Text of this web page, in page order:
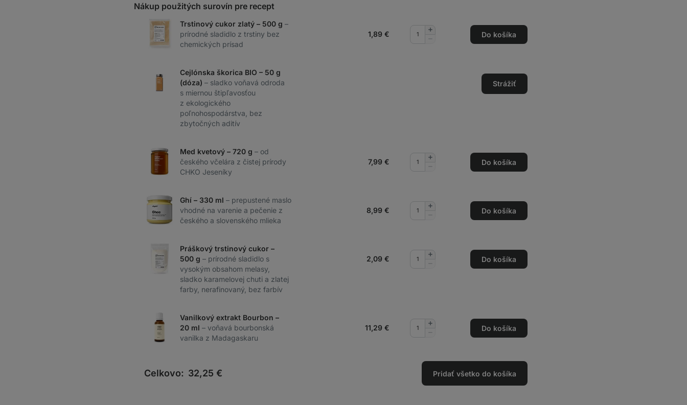
Nákup použitých surovín pre recept
Trstinový cukor zlatý – 500 g –
prírodné sladidlo z trstiny bez
chemických prísad
1,89 €
Pridať
Do košíka
Cejlónska škorica BIO – 50 g
(dóza) – sladko voňavá odroda
s miernou štipľavosťou
z ekologického
poľnohospodárstva, bez
zbytočných aditív
Strážiť
Med kvetový – 720 g – od
českého včelára z čistej prírody
CHKO Jeseníky
7,99 €
Pridať
Do košíka
Ghí – 330 ml – prepustené maslo
vhodné na varenie a pečenie z
českého a slovenského mlieka
8,99 €
Pridať
Do košíka
Práškový trstinový cukor –
500 g – prírodné sladidlo s
vysokým obsahom melasy,
sladko karamelovej chuti a zlatej
farby, nerafinovaný, bez farbív
2,09 €
Pridať
Do košíka
Vanilkový extrakt Bourbon –
20 ml – voňavá bourbonská
vanilka z Madagaskaru
11,29 €
Pridať
Do košíka
Celkovo: 32,25 € Pridať všetko do košíka